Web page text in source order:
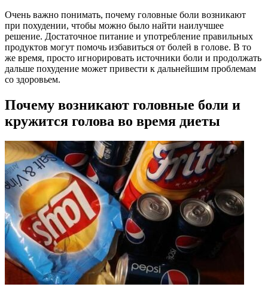
Очень важно понимать, почему головные боли возникают
при похудении, чтобы можно было найти наилучшее
решение. Достаточное питание и употребление правильных
продуктов могут помочь избавиться от болей в голове. В то
же время, просто игнорировать источники боли и продолжать
дальше похудение может привести к дальнейшим проблемам
со здоровьем.
Почему возникают головные боли и
кружится голова во время диеты